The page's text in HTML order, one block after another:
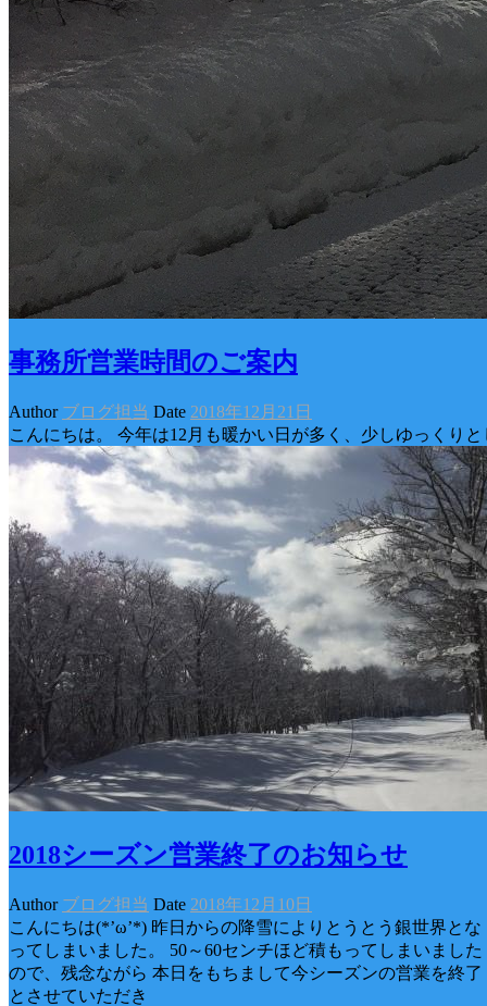
事務所営業時間のご案内
Author ブログ担当 Date 2018年12月21日
こんにちは。 今年は12月も暖かい日が多く、少しゆっくり
2018シーズン営業終了のお知らせ
Author ブログ担当 Date 2018年12月10日
こんにちは(*’ω’*) 昨日からの降雪によりとうとう銀世界とな
ってしまいました。 50～60センチほど積もってしまいました
ので、残念ながら 本日をもちまして今シーズンの営業を終了
とさせていただき